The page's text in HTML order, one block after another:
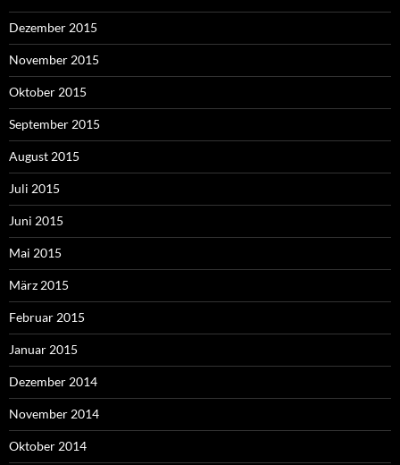
Dezember 2015
November 2015
Oktober 2015
September 2015
August 2015
Juli 2015
Juni 2015
Mai 2015
März 2015
Februar 2015
Januar 2015
Dezember 2014
November 2014
Oktober 2014